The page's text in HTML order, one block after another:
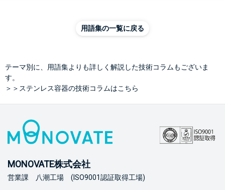
用語集の一覧に戻る
テーマ別に、用語集よりも詳しく解説した技術コラムもございま
す。
＞＞ステンレス容器の技術コラムはこちら
MONOVATE株式会社
営業課 八潮工場 (ISO9001認証取得工場)